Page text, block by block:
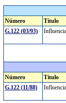
Número
Título
G.122 (03/93)
Número
Título
G.122 (11/88)